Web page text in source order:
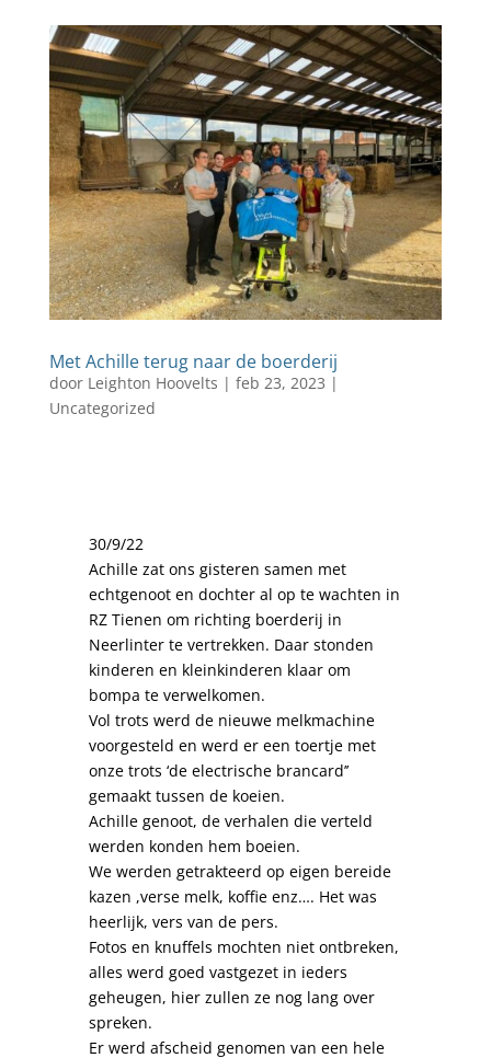
Met Achille terug naar de boerderij
door Leighton Hoovelts | feb 23, 2023 |
Uncategorized
30/9/22
Achille zat ons gisteren samen met
echtgenoot en dochter al op te wachten in
RZ Tienen om richting boerderij in
Neerlinter te vertrekken. Daar stonden
kinderen en kleinkinderen klaar om
bompa te verwelkomen.
Vol trots werd de nieuwe melkmachine
voorgesteld en werd er een toertje met
onze trots ‘de electrische brancard’’
gemaakt tussen de koeien.
Achille genoot, de verhalen die verteld
werden konden hem boeien.
We werden getrakteerd op eigen bereide
kazen ,verse melk, koffie enz…. Het was
heerlijk, vers van de pers.
Fotos en knuffels mochten niet ontbreken,
alles werd goed vastgezet in ieders
geheugen, hier zullen ze nog lang over
spreken.
Er werd afscheid genomen van een hele